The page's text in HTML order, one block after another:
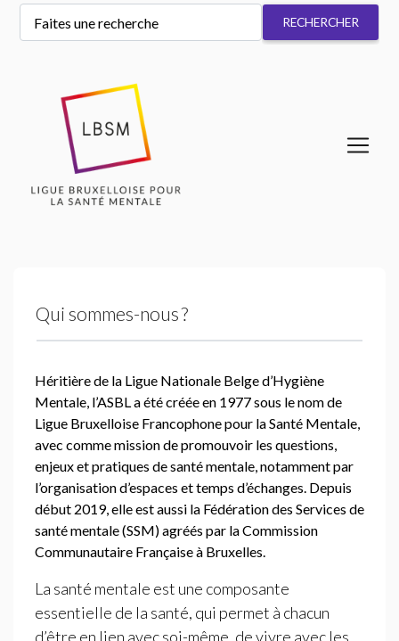
Qui sommes-nous?
Héritière de la Ligue Nationale Belge d’Hygiène
Mentale, l’ASBLa été créée en 1977 sous le nom de
Ligue Bruxelloise Francophone pour la Santé Mentale,
avec comme mission de promouvoir les questions,
enjeux et pratiques de santé mentale, notamment par
l’organisation d’espaces et temps d’échanges. Depuis
début 2019, elle est aussi la Fédération des Services de
santé mentale (SSM) agréés par la Commission
Communautaire Française à Bruxelles.
La santé mentale est une composante
essentielle de la santé, qui permet à chacun
d’être en lien avec soi-même, de vivre avec les